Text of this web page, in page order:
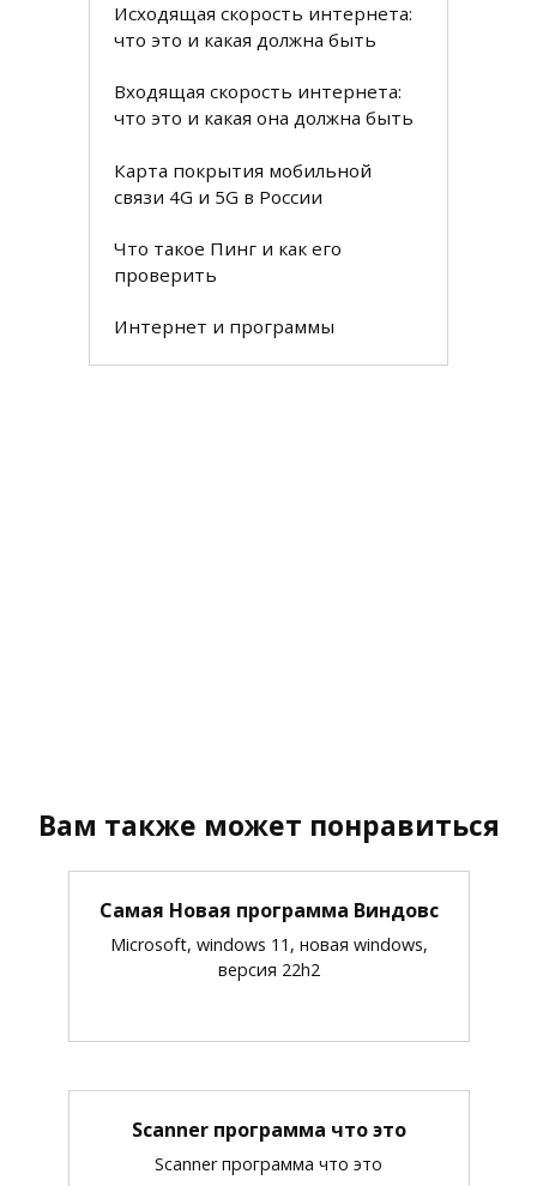
Исходящая скорость интернета:
что это и какая должна быть
Входящая скорость интернета:
что это и какая она должна быть
Карта покрытия мобильной
связи 4G и 5G в России
Что такое Пинг и как его
проверить
Интернет и программы
Вам также может понравиться
Самая Новая программа Виндовс
Microsoft, windows 11, новая windows,
версия 22h2
Scanner программа что это
Scanner программа что это